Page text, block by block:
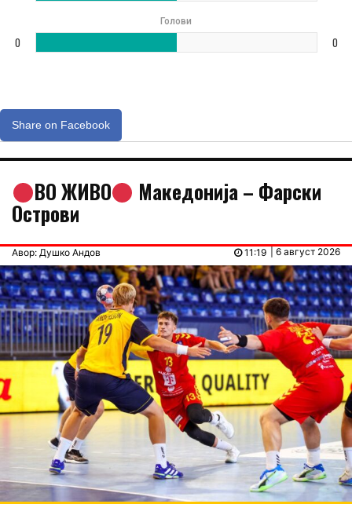
Голови
0 0
Share on Facebook
ВО ЖИВО Македонија – Фарски
Острови
Авор: Душко Андов | 6 август 2026
11:19